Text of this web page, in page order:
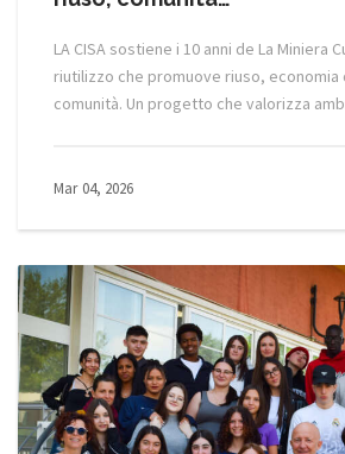
LA CISA sostiene i 10 anni de La Miniera
riutilizzo che promuove riuso, economia
comunità. Un progetto che valorizza
Mar 04, 2026